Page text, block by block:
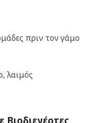
πριν τον γάμο
λαιμός